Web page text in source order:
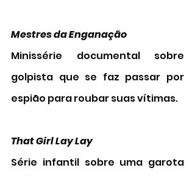
Mestres da Enganação
Minissérie documental sobre
golpista que se faz passar por
espião para roubar suas vítimas.
That Girl Lay Lay
Série infantil sobre uma garota